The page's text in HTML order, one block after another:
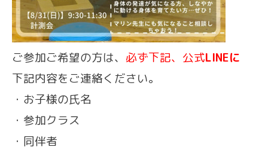
ご参加ご希望の方は、 必ず下記、公式LINEに
下記内容をご連絡ください。
・お子様の氏名
・参加クラス
・同伴者